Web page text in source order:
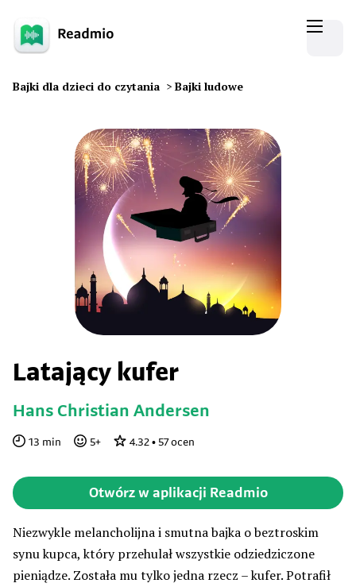
Bajki dla dzieci do czytania > Bajki ludowe
Latający kufer
Hans Christian Andersen
13 min 5+ 4.32 • 57ocen
Otwórz w aplikacji Readmio
Niezwykle melancholijna i smutna bajka o beztroskim
synu kupca, który przehulał wszystkie odziedziczone
pieniądze. Została mu tylko jedna rzecz – kufer. Potrafił